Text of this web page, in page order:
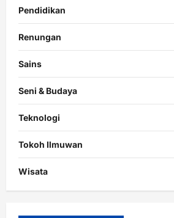
Pendidikan
Renungan
Sains
Seni & Budaya
Teknologi
Tokoh Ilmuwan
Wisata